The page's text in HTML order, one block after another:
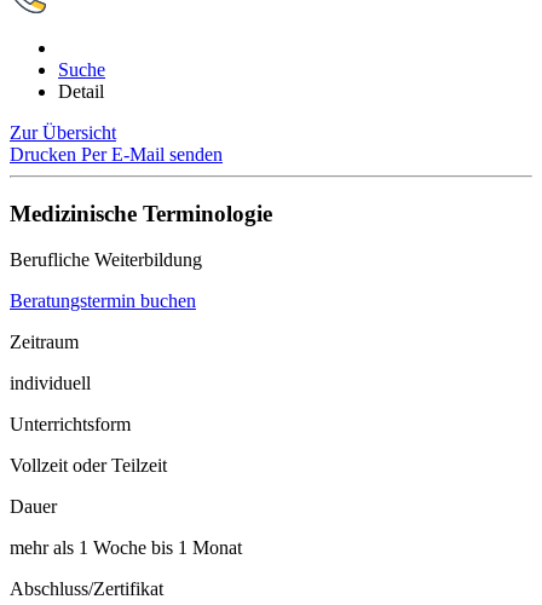
Suche
Detail
Zur Übersicht
Drucken Per E-Mail senden
Medizinische Terminologie
Berufliche Weiterbildung
Beratungstermin buchen
Zeitraum
individuell
Unterrichtsform
Vollzeit oder Teilzeit
Dauer
mehr als 1 Woche bis 1 Monat
Abschluss/Zertifikat